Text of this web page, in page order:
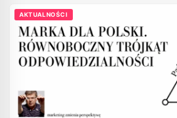
AKTUALNOŚCI